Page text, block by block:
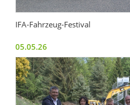
IFA-Fahrzeug-Festival
05.05.26